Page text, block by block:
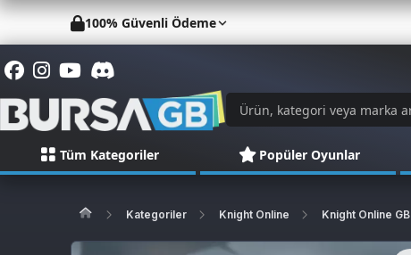
100% Güvenli Ödeme
Tüm Kategoriler Popüler Oyunlar
Kategoriler Knight Online Knight Online GB